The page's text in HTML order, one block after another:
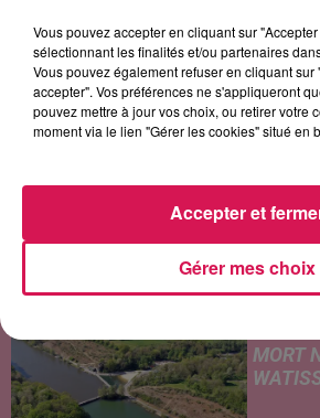
LES ARTICLES LES PLUS
Un
et
secteurs
des
MORT
Vous pouvez accepter en cliquant sur
sélectionnant les finalités et/ou partenaires
Vous pouvez également refuser en cliquant sur
accepter". Vos préférences ne s'appliqueront
pouvez mettre à jour vos choix, ou retirer votre
moment via le lien "Gérer les cookies" situé en
Gérer mes choix
Accepter et